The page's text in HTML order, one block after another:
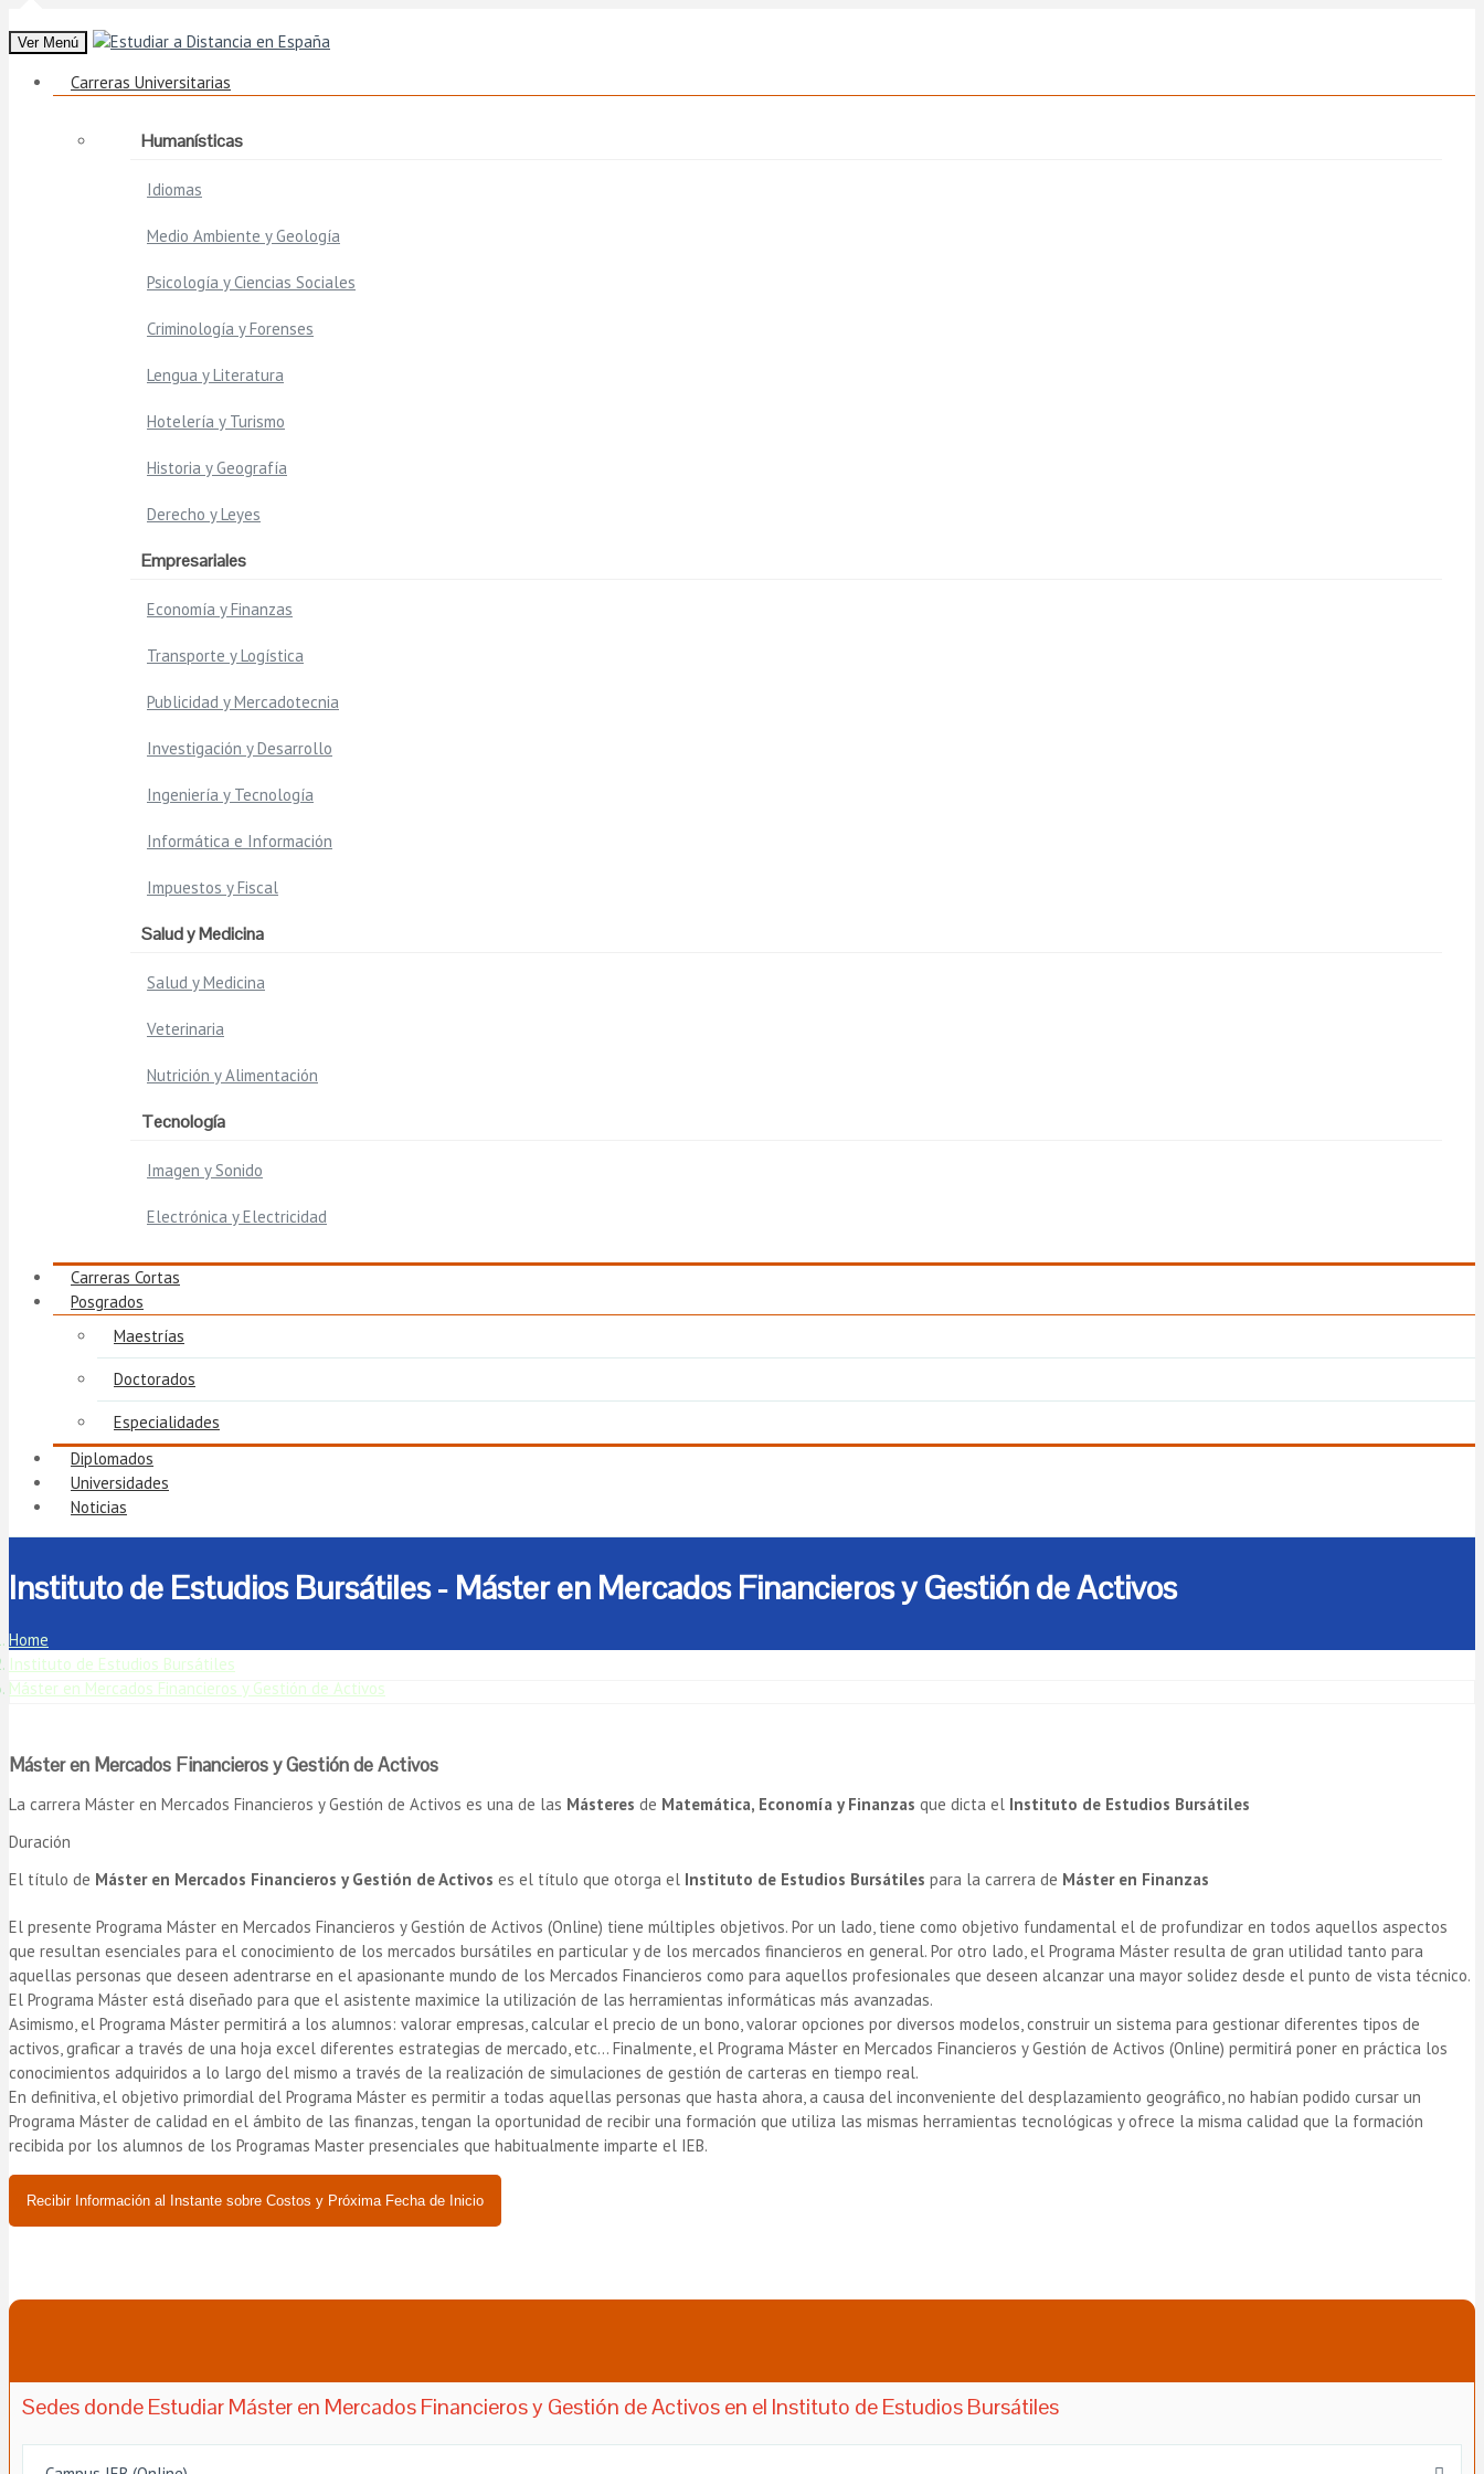
Ver Menú
Carreras Universitarias
Humanísticas
Idiomas
Medio Ambiente y Geología
Psicología y Ciencias Sociales
Criminología y Forenses
Lengua y Literatura
Hotelería y Turismo
Historia y Geografía
Derecho y Leyes
Empresariales
Economía y Finanzas
Transporte y Logística
Publicidad y Mercadotecnia
Investigación y Desarrollo
Ingeniería y Tecnología
Informática e Información
Impuestos y Fiscal
Salud y Medicina
Salud y Medicina
Veterinaria
Nutrición y Alimentación
Tecnología
Imagen y Sonido
Electrónica y Electricidad
Carreras Cortas
Posgrados
Maestrías
Doctorados
Especialidades
Diplomados
Universidades
Noticias
Instituto de Estudios Bursátiles - Máster en Mercados Financieros y Gestión de Activos
Home
Instituto de Estudios Bursátiles
Máster en Mercados Financieros y Gestión de Activos
Máster en Mercados Financieros y Gestión de Activos
La carrera Máster en Mercados Financieros y Gestión de Activos es una de las Másteres de Matemática, Economía y Finanzas que dicta el Instituto de Estudios Bursátiles
Duración
El título de Máster en Mercados Financieros y Gestión de Activos es el título que otorga el Instituto de Estudios Bursátiles para la carrera de Máster en Finanzas
El presente Programa Máster en Mercados Financieros y Gestión de Activos (Online) tiene múltiples objetivos. Por un lado, tiene como objetivo fundamental el de profundizar en todos aquellos aspectos
que resultan esenciales para el conocimiento de los mercados bursátiles en particular y de los mercados financieros en general. Por otro lado, el Programa Máster resulta de gran utilidad tanto para
aquellas personas que deseen adentrarse en el apasionante mundo de los Mercados Financieros como para aquellos profesionales que deseen alcanzar una mayor solidez desde el punto de vista técnico.
El Programa Máster está diseñado para que el asistente maximice la utilización de las herramientas informáticas más avanzadas.
Asimismo, el Programa Máster permitirá a los alumnos: valorar empresas, calcular el precio de un bono, valorar opciones por diversos modelos, construir un sistema para gestionar diferentes tipos de
activos, graficar a través de una hoja excel diferentes estrategias de mercado, etc… Finalmente, el Programa Máster en Mercados Financieros y Gestión de Activos (Online) permitirá poner en práctica los
conocimientos adquiridos a lo largo del mismo a través de la realización de simulaciones de gestión de carteras en tiempo real.
En definitiva, el objetivo primordial del Programa Máster es permitir a todas aquellas personas que hasta ahora, a causa del inconveniente del desplazamiento geográfico, no habían podido cursar un
Programa Máster de calidad en el ámbito de las finanzas, tengan la oportunidad de recibir una formación que utiliza las mismas herramientas tecnológicas y ofrece la misma calidad que la formación
recibida por los alumnos de los Programas Master presenciales que habitualmente imparte el IEB.
Recibir Información al Instante sobre Costos y Próxima Fecha de Inicio
Sedes donde Estudiar Máster en Mercados Financieros y Gestión de Activos en el Instituto de Estudios Bursátiles